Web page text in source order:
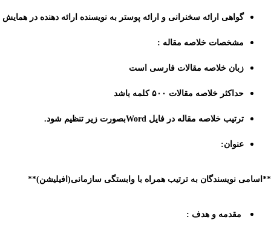
گواهی ارائه سخنرانی و ارائه پوستر به نویسنده ارائه دهنده در
مشخصات خلاصه مقاله :
زبان خلاصه مقالات فارسی است
حداکثر خلاصه مقالات ۵۰۰ کلمه باشد
ترتیب خلاصه مقاله در فایل Wordبصورت زیر تنظیم شود.
عنوان:
**اسامی نویسندگان به ترتیب همراه با وابستگی سازمانی(افیلیشن)**
مقدمه و هدف :